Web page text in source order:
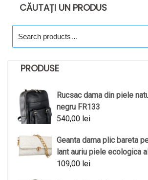
CĂUTAȚI UN PRODUS
for:
PRODUSE
Rucsac dama din piele
negru FR133
540,00 lei
Geanta dama plic bareta
lant auriu piele ecologica
109,00 lei